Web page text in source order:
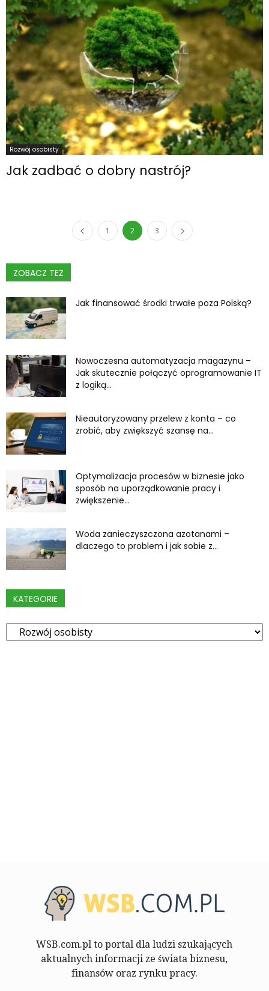
Rozwój osobisty
Jak zadbać o dobry nastrój?
1 2 3
ZOBACZ TEŻ
Jak finansować środki trwałe poza Polską?
Nowoczesna automatyzacja magazynu –
Jak skutecznie połączyć oprogramowanie IT
z logiką...
Nieautoryzowany przelew z konta – co
zrobić, aby zwiększyć szansę na...
Optymalizacja procesów w biznesie jako
sposób na uporządkowanie pracy i
zwiększenie...
Woda zanieczyszczona azotanami –
dlaczego to problem i jak sobie z...
KATEGORIE
Kategorie
WSB.com.pl to portal dla ludzi szukających
aktualnych informacji ze świata biznesu,
finansów oraz rynku pracy.